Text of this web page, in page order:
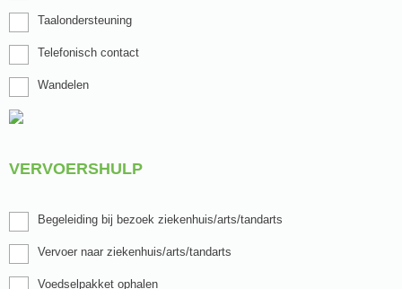
Taalondersteuning
Telefonisch contact
Wandelen
VERVOERSHULP
Begeleiding bij bezoek ziekenhuis/arts/tandarts
Vervoer naar ziekenhuis/arts/tandarts
Voedselpakket ophalen